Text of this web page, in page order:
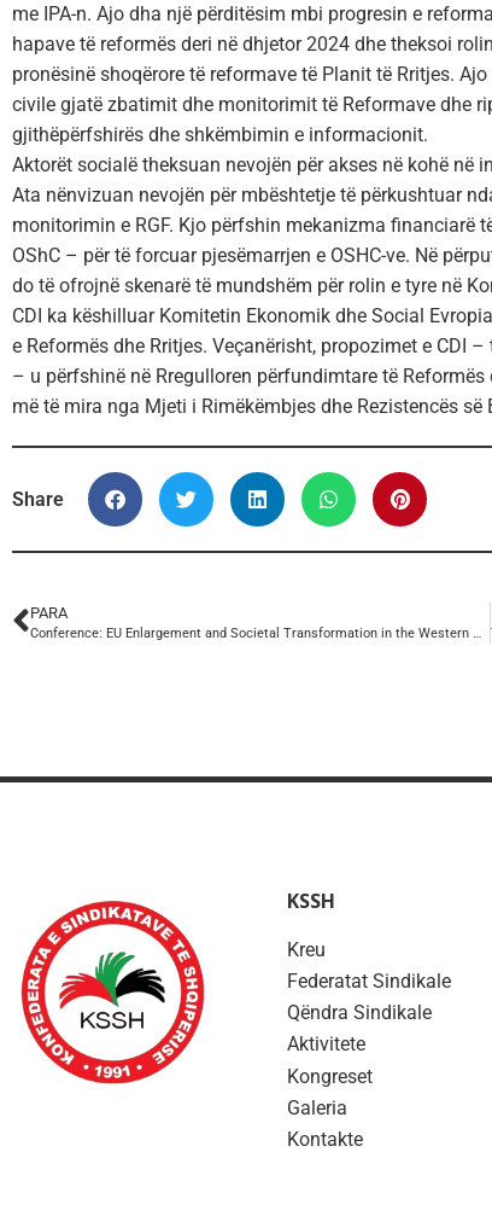
me IPA-n. Ajo dha një përditësim mbi progresin e
hapave të reformës deri në dhjetor 2024 dhe theksoi
pronësinë shoqërore të reformave të Planit të Rritjes.
civile gjatë zbatimit dhe monitorimit të Reformave dhe
gjithëpërfshirës dhe shkëmbimin e informacionit.
Aktorët socialë theksuan nevojën për akses në kohë
Ata nënvizuan nevojën për mbështetje të përkushtuar
monitorimin e RGF. Kjo përfshin mekanizma financiarë
OShC – për të forcuar pjesëmarrjen e OSHC-ve. Në
do të ofrojnë skenarë të mundshëm për rolin e tyre në
CDI ka këshilluar Komitetin Ekonomik dhe Social
e Reformës dhe Rritjes. Veçanërisht, propozimet e CDI
– u përfshinë në Rregulloren përfundimtare të
më të mira nga Mjeti i Rimëkëmbjes dhe Rezistencës së
Share
PARA
KSSH
Kreu
Federatat Sindikale
Qëndra Sindikale
Aktivitete
Kongreset
Galeria
Kontakte